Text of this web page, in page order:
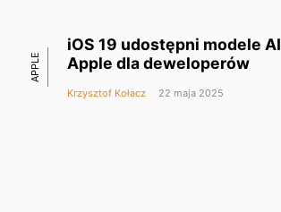
APPLE
iOS 19 udostępni modele AI
Apple dla deweloperów
Krzysztof Kołacz 22 maja 2025